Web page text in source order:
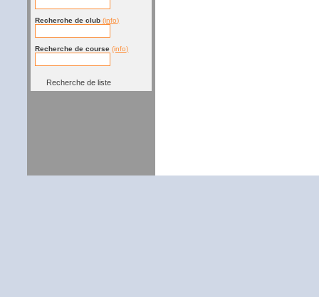
Recherche de club (info)
Recherche de course (info)
Recherche de liste